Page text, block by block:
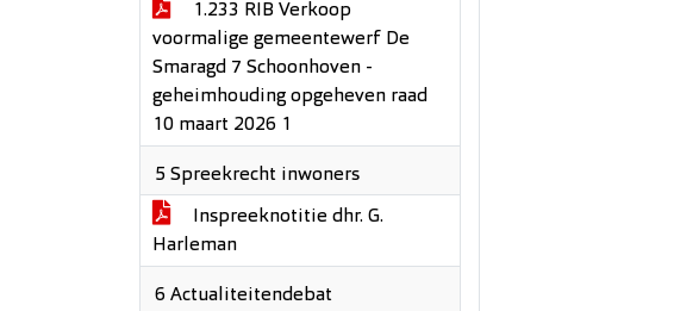
1.233 RIB Verkoop
voormalige gemeentewerf De
Smaragd 7 Schoonhoven -
geheimhouding opgeheven raad
10 maart 2026 1
5 Spreekrecht inwoners
Inspreeknotitie dhr. G.
Harleman
6 Actualiteitendebat